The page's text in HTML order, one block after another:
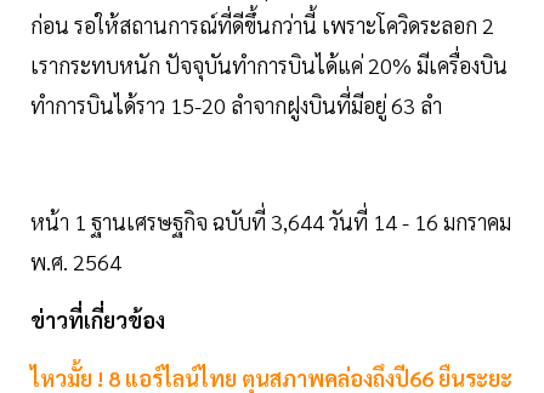
ก่อน รอให้สถานการณ์ที่ดีขึ้นกว่านี้ เพราะโควิดระลอก 2
เรากระทบหนัก ปัจจุบันทำการบินได้แค่ 20% มีเครื่องบิน
ทำการบินได้ราว 15-20 ลำจากฝูงบินที่มีอยู่ 63 ลำ
หน้า 1 ฐานเศรษฐกิจ ฉบับที่ 3,644 วันที่ 14 - 16 มกราคม
พ.ศ. 2564
ข่าวที่เกี่ยวข้อง
ไหวมั้ย ! 8 แอร์ไลน์ไทย ตุนสภาพคล่องถึงปี66 ยืนระยะ